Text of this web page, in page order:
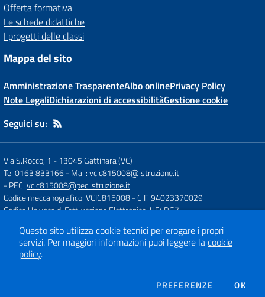
Offerta formativa
Le schede didattiche
I progetti delle classi
Mappa del sito
Amministrazione TrasparenteAlbo onlinePrivacy Policy
Note LegaliDichiarazioni di accessibilitàGestione cookie
Seguici su:
Via S.Rocco, 1 -13045 Gattinara (VC)
Tel 0163 833166- Mail:vcic815008@istruzione.it
- PEC:vcic815008@pec.istruzione.it
Codice meccanografico: VCIC815008- C.F. 94023370029
Codice Univoco di Fatturazione Elettronica: UF4RG7
Concept & Design by
Designers Italia
Questo sito utilizza cookie tecnici per erogare i propri
servizi. Per maggiori informazioni puoi leggere lacookie
policy.
PREFERENZE DEI COOKIE
OK